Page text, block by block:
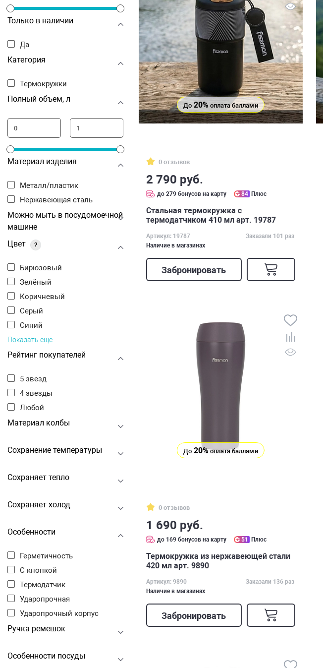
Только в наличии
Да
Категория
Термокружки
Полный объем, л
Материал изделия
Металл/пластик
Нержавеющая сталь
Можно мыть в посудомоечной
машине
Цвет
?
Бирюзовый
Зелёный
Коричневый
Серый
Синий
Показать ещё
Рейтинг покупателей
5 звезд
4 звезды
Любой
Материал колбы
Сохранение температуры
Сохраняет тепло
Сохраняет холод
Особенности
Герметичность
С кнопкой
Термодатчик
Ударопрочная
Ударопрочный корпус
Ручка ремешок
Особенности посуды
До20%оплата баллами
0 отзывов
2 790 руб.
до 279 бонусов на карту 84 Плюс
Стальная термокружка с
термодатчиком 410 мл арт. 19787
Артикул: 19787
Заказали 101 раз
Наличие в магазинах
Забронировать
До 20%оплата баллами
0 отзывов
1 690 руб.
до 169 бонусов на карту 51 Плюс
Термокружка из нержавеющей стали
420 мл арт. 9890
Артикул: 9890
Заказали 136 раз
Наличие в магазинах
Забронировать